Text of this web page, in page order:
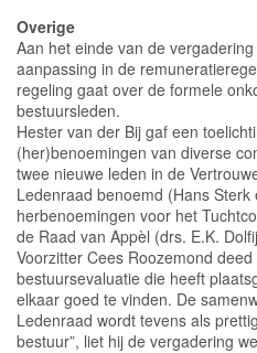
Overige
Aan het einde van de
aanpassing in de
regeling gaat over de formele
bestuursleden.
Hester van der Bij gaf een
(her)benoemingen van diverse
twee nieuwe leden in de
Ledenraad benoemd (Hans
herbenoemingen voor het
de Raad van Appèl (drs. E.K.
Voorzitter Cees Roozemond
bestuursevaluatie die heeft
elkaar goed te vinden. De
Ledenraad wordt tevens als
bestuur”, liet hij de vergadering